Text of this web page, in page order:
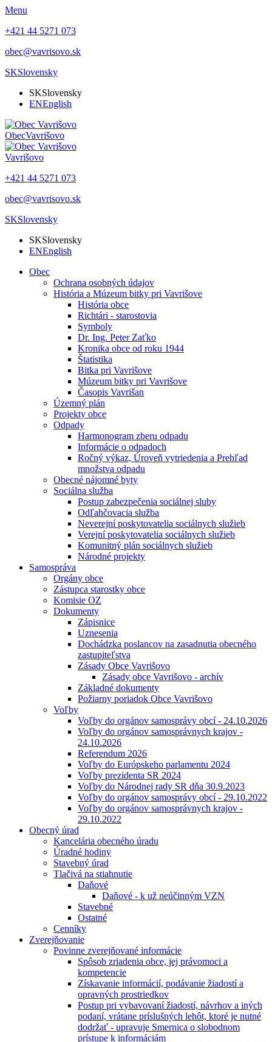
Menu
+421 44 5271 073
obec@vavrisovo.sk
SKSlovensky
SKSlovensky
ENEnglish
ObecVavrišovo
Vavrišovo
+421 44 5271 073
obec@vavrisovo.sk
SKSlovensky
SKSlovensky
ENEnglish
Obec
Ochrana osobných údajov
História a Múzeum bitky pri Vavrišove
História obce
Richtári - starostovia
Symboly
Dr. Ing. Peter Zaťko
Kronika obce od roku 1944
Štatistika
Bitka pri Vavrišove
Múzeum bitky pri Vavrišove
Časopis Vavrišan
Územný plán
Projekty obce
Odpady
Harmonogram zberu odpadu
Informácie o odpadoch
Ročný výkaz, Úroveň vytriedenia a Prehľad
množstva odpadu
Obecné nájomné byty
Sociálna služba
Postup zabezpečenia sociálnej sluby
Odľahčovacia služba
Neverejní poskytovatelia sociálnych služieb
Verejní poskytovatelia sociálnych služieb
Komunitný plán sociálnych služieb
Národné projekty
Samospráva
Orgány obce
Zástupca starostky obce
Komisie OZ
Dokumenty
Zápisnice
Uznesenia
Dochádzka poslancov na zasadnutia obecného
zastupiteľstva
Zásady Obce Vavrišovo
Zásady obce Vavrišovo - archív
Základné dokumenty
Požiarny poriadok Obce Vavrišovo
Voľby
Voľby do orgánov samosprávy obcí - 24.10.2026
Voľby do orgánov samosprávnych krajov -
24.10.2026
Referendum 2026
Voľby do Európskeho parlamentu 2024
Voľby prezidenta SR 2024
Voľby do Národnej rady SR dňa 30.9.2023
Voľby do orgánov samosprávy obcí - 29.10.2022
Voľby do orgánov samosprávnych krajov -
29.10.2022
Obecný úrad
Kancelária obecného úradu
Úradné hodiny
Stavebný úrad
Tlačivá na stiahnutie
Daňové
Daňové - k už neúčinným VZN
Stavebné
Ostatné
Cenníky
Zverejňovanie
Povinne zverejňované informácie
Spôsob zriadenia obce, jej právomoci a
kompetencie
Získavanie informácií, podávanie žiadostí a
opravných prostriedkov
Postup pri vybavovaní žiadostí, návrhov a iných
podaní, vrátane príslušných lehôt, ktoré je nutné
dodržať - upravuje Smernica o slobodnom
prístupe k informáciám